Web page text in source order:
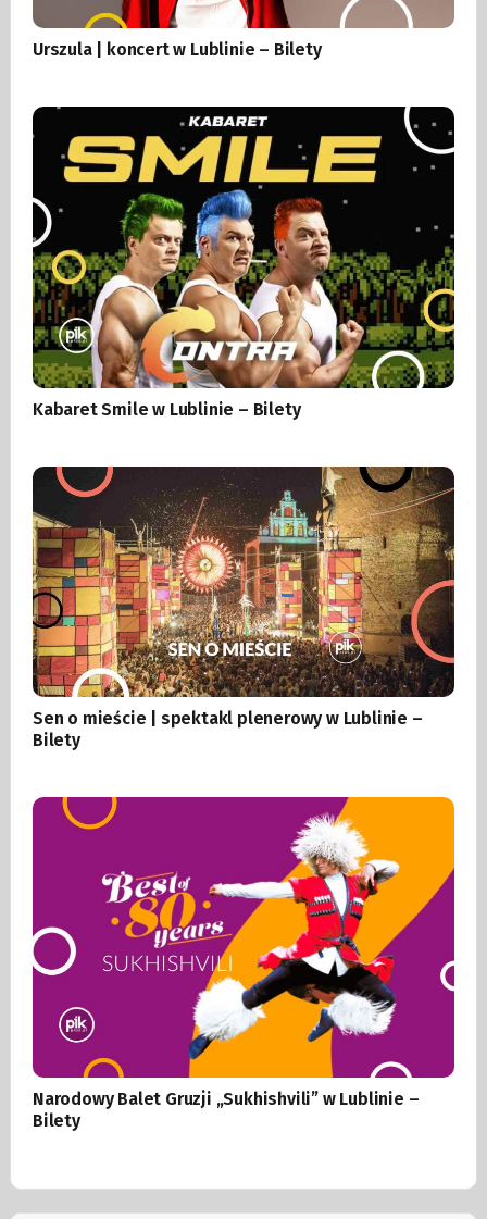
Urszula | koncert w Lublinie – Bilety
Kabaret Smile w Lublinie – Bilety
Sen o mieście | spektakl plenerowy w Lublinie –
Bilety
Narodowy Balet Gruzji „Sukhishvili” w Lublinie –
Bilety